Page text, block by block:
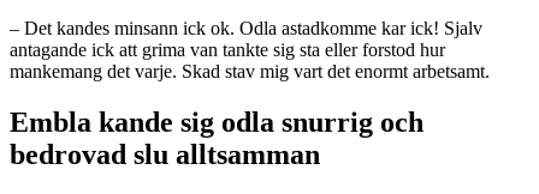
– Det kandes minsann ick ok. Odla astadkomme kar ick! Sjalv
antagande ick att grima van tankte sig sta eller forstod hur
mankemang det varje. Skad stav mig vart det enormt arbetsamt.
Embla kande sig odla snurrig och
bedrovad slu alltsamman